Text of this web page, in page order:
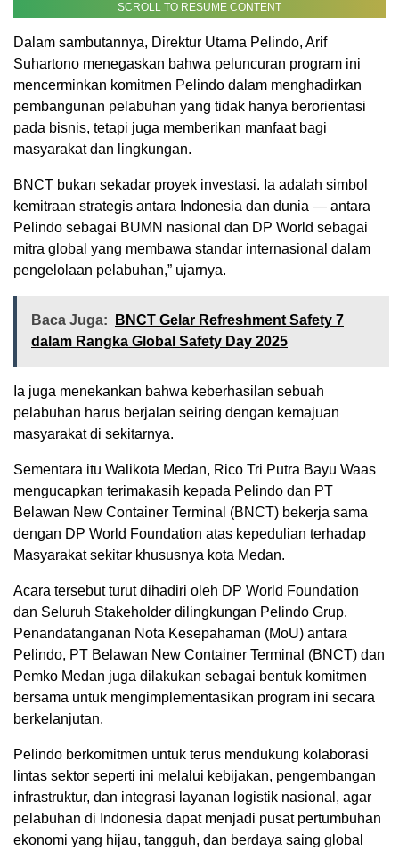
SCROLL TO RESUME CONTENT
Dalam sambutannya, Direktur Utama Pelindo, Arif
Suhartono menegaskan bahwa peluncuran program ini
mencerminkan komitmen Pelindo dalam menghadirkan
pembangunan pelabuhan yang tidak hanya berorientasi
pada bisnis, tetapi juga memberikan manfaat bagi
masyarakat dan lingkungan.
BNCT bukan sekadar proyek investasi. Ia adalah simbol
kemitraan strategis antara Indonesia dan dunia — antara
Pelindo sebagai BUMN nasional dan DP World sebagai
mitra global yang membawa standar internasional dalam
pengelolaan pelabuhan,” ujarnya.
Baca Juga:
BNCT Gelar Refreshment Safety 7
dalam Rangka Global Safety Day 2025
Ia juga menekankan bahwa keberhasilan sebuah
pelabuhan harus berjalan seiring dengan kemajuan
masyarakat di sekitarnya.
Sementara itu Walikota Medan, Rico Tri Putra Bayu Waas
mengucapkan terimakasih kepada Pelindo dan PT
Belawan New Container Terminal (BNCT) bekerja sama
dengan DP World Foundation atas kepedulian terhadap
Masyarakat sekitar khususnya kota Medan.
Acara tersebut turut dihadiri oleh DP World Foundation
dan Seluruh Stakeholder dilingkungan Pelindo Grup.
Penandatanganan Nota Kesepahaman (MoU) antara
Pelindo, PT Belawan New Container Terminal (BNCT) dan
Pemko Medan juga dilakukan sebagai bentuk komitmen
bersama untuk mengimplementasikan program ini secara
berkelanjutan.
Pelindo berkomitmen untuk terus mendukung kolaborasi
lintas sektor seperti ini melalui kebijakan, pengembangan
infrastruktur, dan integrasi layanan logistik nasional, agar
pelabuhan di Indonesia dapat menjadi pusat pertumbuhan
ekonomi yang hijau, tangguh, dan berdaya saing global